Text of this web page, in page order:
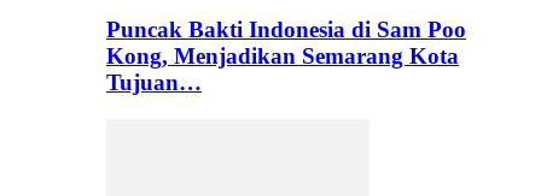
Puncak Bakti Indonesia di Sam Poo
Kong, Menjadikan Semarang Kota
Tujuan…